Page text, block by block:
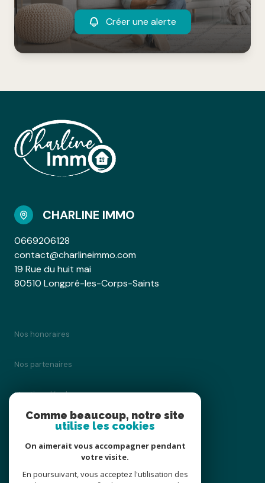
Créer une alerte
CHARLINE IMMO
0669206128
contact@charlineimmo.com
19 Rue du huit mai
80510 Longpré-les-Corps-Saints
Nos honoraires
Nos partenaires
Mentions légales
Comme beaucoup, notre site
utilise les cookies
On aimerait vous accompagner pendant
votre visite.
En poursuivant, vous acceptez l'utilisation des